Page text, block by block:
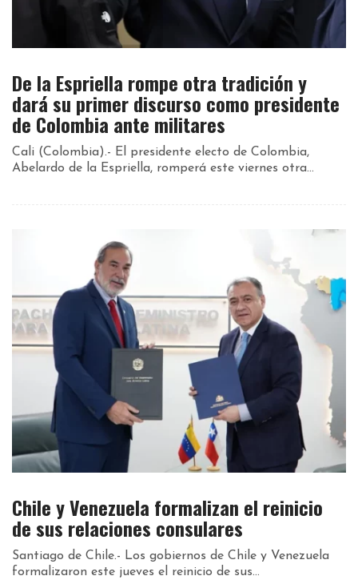
De la Espriella rompe otra tradición y
dará su primer discurso como presidente
de Colombia ante militares
Cali (Colombia).- El presidente electo de Colombia,
Abelardo de la Espriella, romperá este viernes otra...
Chile y Venezuela formalizan el reinicio
de sus relaciones consulares
Santiago de Chile.- Los gobiernos de Chile y Venezuela
formalizaron este jueves el reinicio de sus...